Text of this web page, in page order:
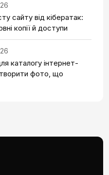
сайту від кібератак:
копії й доступи
каталогу інтернет-
фото, що